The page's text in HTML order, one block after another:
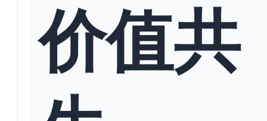
价值共